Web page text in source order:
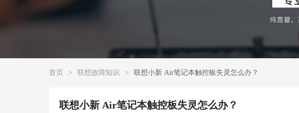
首页 > 联想故障知识 > 联想小新 Air笔记本触控板失灵怎么办？
联想小新 Air笔记本触控板失灵怎么办？